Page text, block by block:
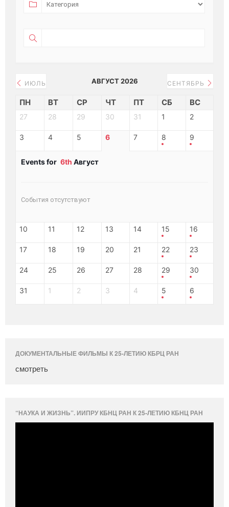
ИЮЛЬ АВГУСТ 2026 СЕНТЯБРЬ
ПН ВТ СР ЧТ ПТ СБ ВС
27 28 29 30 31 1 2
3 4 5 6 7 8 9
Events for 6th Август
События отсутствуют
10 11 12 13 14 15 16
17 18 19 20 21 22 23
24 25 26 27 28 29 30
31 1 2 3 4 5 6
ДОКУМЕНТАЛЬНЫЕ ФИЛЬМЫ К 25-ЛЕТИЮ КБРЦ РАН
смотреть
“НАУКА И ЖИЗНЬ”. ИИПРУ КБНЦ РАН К 25-ЛЕТИЮ КБНЦ РАН